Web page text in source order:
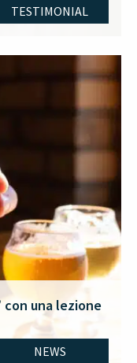
TESTIMONIAL
con una lezione
NEWS